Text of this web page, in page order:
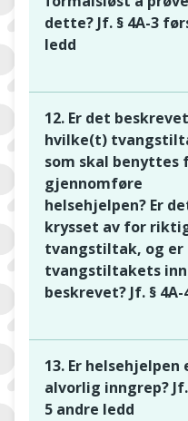
dette? Jf. § 4A-3
ledd
12. Er det beskrevet
hvilke(t)
som skal benyttes
gjennomføre
helsehjelpen? Er
krysset av for
tvangstiltak, og er
tvangstiltakets
beskrevet? Jf. § 4A-
13. Er helsehjelpen
alvorlig inngrep? Jf.
5 andre ledd